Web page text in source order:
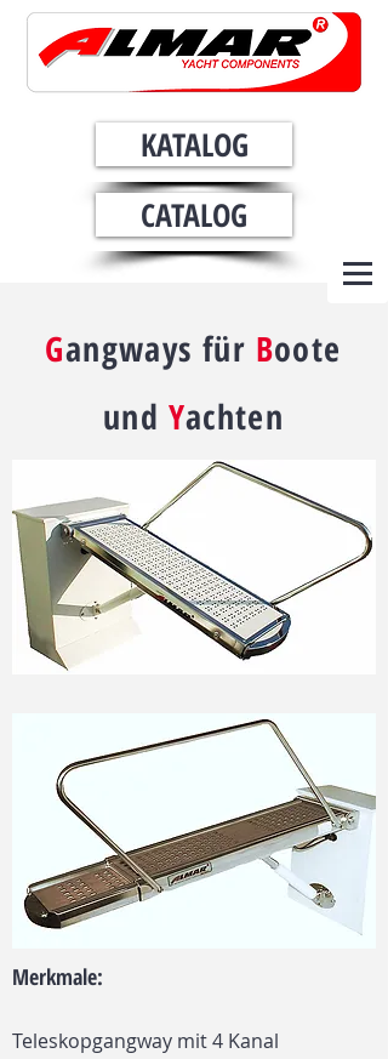
KATALOG
CATALOG
Gangways für Boote
undYachten
Merkmale:
Teleskopgangway mit 4 Kanal